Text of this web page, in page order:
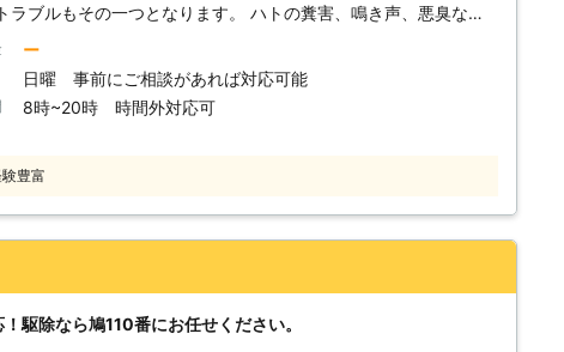
ラブルもその一つとなります。 ハトの糞害、鳴き声、悪臭など
はありませんか？ハトの糞には多くの菌があり、健康被害を引き
、建物の劣化や破損の原因を発生することもあるのです。しかも
やダニなどの害虫が発生することもあるので、多くの被害を起こ
鳥としても認識されています。また、溜まったハトの糞が、ハト
場
のハト駆除サービスをご利用ください。ハトに一度棲みつかれて
年に7～8回も繁殖するほか、巣を撤去しても、強い帰巣本能に
も戻ってきては営巣されてしまうことがあります。 こうした被
に対策を行います。 調査やお見積りは無料です。どうぞ遠慮は
ますので、お気軽にご相談ください。株式会社プログラントで
フ全員お客様のご連絡をお待ちしております。 また、事前にご
ー
日曜 事前にご相談があれば対応可能
8時~20時 時間外対応可
豊富
駆除なら鳩110番にお任せください。